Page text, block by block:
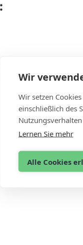
Wir
Wir setzen
einschließlich des
Lernen Sie mehr
Alle Cookies